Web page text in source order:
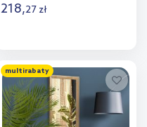
218,27 zł
Dodaj do
porównania
multirabaty